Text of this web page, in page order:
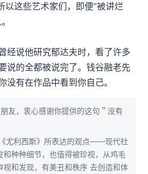
这些艺术家们，即便“被讲烂
经说他研究郁达夫时，看了许多
说的全都被说完了。钱谷融老先
没有在作品中看到你自己。
朋友，衷心感谢你提供的这句＂没有
尤利西斯》所表达的观点——现代社
和种种细节，也值得被珍视，从鸡毛
视和发现，有美丑和秩序 去创造和体